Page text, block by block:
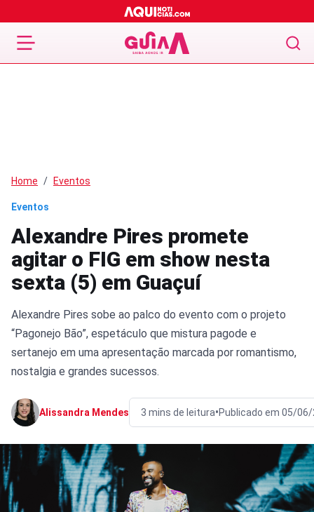
Home Eventos
Eventos
Alexandre Pires promete
agitar o FIG em show nesta
sexta (5) em Guaçuí
Alexandre Pires sobe ao palco do evento com o projeto
“Pagonejo Bão”, espetáculo que mistura pagode e
sertanejo em uma apresentação marcada por romantismo,
nostalgia e grandes sucessos.
Alissandra Mendes 3 mins de leitura•Publicado em 05/06/